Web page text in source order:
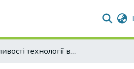
Особливості технології вирощування поросят – сисунів в умовах ДП ДГ «Степне» Інституту свинарства і агропромислового виробництва НААН України